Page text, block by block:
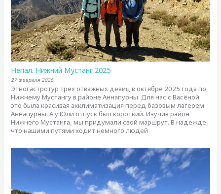
Непал. Нижний Мустанг 2025
27 февраля 2026
Этногастротур трех отважных девиц в октябре 2025 года по
Нижнему Мустангу в районе Аннапурны. Для нас с Васёной
это была красивая акклиматизация перед базовым лагерем
Аннапурны. А у Юли отпуск был короткий. Изучив район
Нижнего Мустанга, мы придумали свой маршрут. В надежде,
что нашими путями ходит немного людей